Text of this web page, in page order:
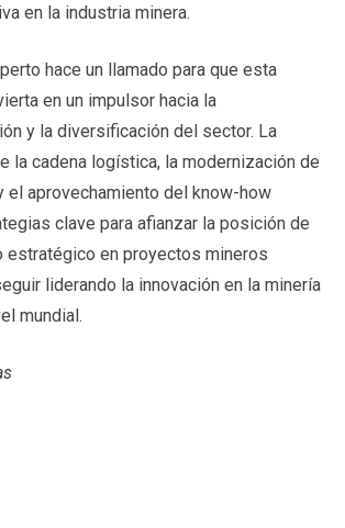
en la industria minera.
hace un llamado para que esta
en un impulsor hacia la
y la diversificación del sector. La
la cadena logística, la modernización de
el aprovechamiento del know-how
clave para afianzar la posición de
estratégico en proyectos mineros
liderando la innovación en la minería
mundial.